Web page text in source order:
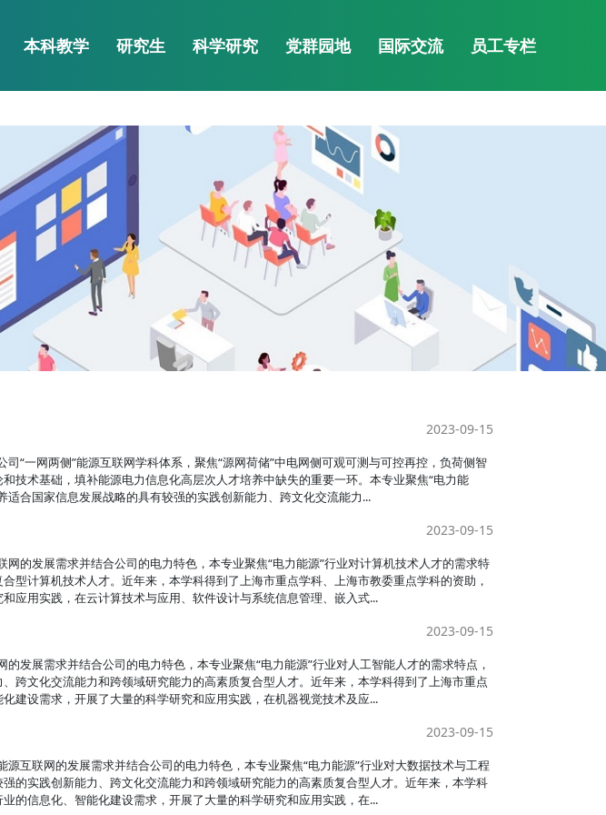
本科教学 研究生 科学研究 党群园地 国际交流 员工专栏
2023-09-15
“一网两侧”能源互联网学科体系，聚焦“源网荷储”中电网侧可观可测与可控再控，负荷侧智
技术基础，填补能源电力信息化高层次人才培养中缺失的重要一环。本专业聚焦“电力能
合国家信息发展战略的具有较强的实践创新能力、跨文化交流能力...
2023-09-15
的发展需求并结合公司的电力特色，本专业聚焦“电力能源”行业对计算机技术人才的需求特
型计算机技术人才。近年来，本学科得到了上海市重点学科、上海市教委重点学科的资助，
应用实践，在云计算技术与应用、软件设计与系统信息管理、嵌入式...
2023-09-15
发展需求并结合公司的电力特色，本专业聚焦“电力能源”行业对人工智能人才的需求特点，
跨文化交流能力和跨领域研究能力的高素质复合型人才。近年来，本学科得到了上海市重点
建设需求，开展了大量的科学研究和应用实践，在机器视觉技术及应...
2023-09-15
互联网的发展需求并结合公司的电力特色，本专业聚焦“电力能源”行业对大数据技术与工程
的实践创新能力、跨文化交流能力和跨领域研究能力的高素质复合型人才。近年来，本学科
的信息化、智能化建设需求，开展了大量的科学研究和应用实践，在...